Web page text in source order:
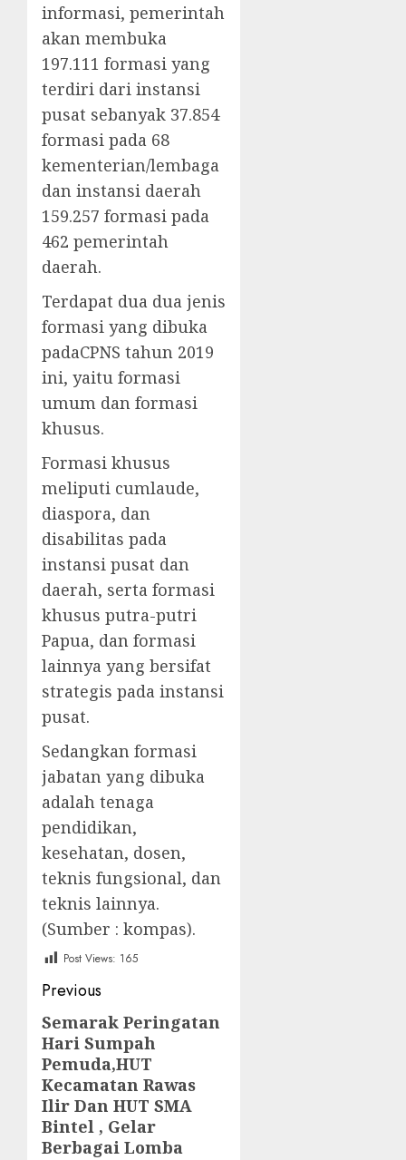
informasi, pemerintah
akan membuka
197.111 formasi yang
terdiri dari instansi
pusat sebanyak 37.854
formasi pada 68
kementerian/lembaga
dan instansi daerah
159.257 formasi pada
462 pemerintah
daerah.
Terdapat dua dua jenis
formasi yang dibuka
padaCPNS tahun 2019
ini, yaitu formasi
umum dan formasi
khusus.
Formasi khusus
meliputi cumlaude,
diaspora, dan
disabilitas pada
instansi pusat dan
daerah, serta formasi
khusus putra-putri
Papua, dan formasi
lainnya yang bersifat
strategis pada instansi
pusat.
Sedangkan formasi
jabatan yang dibuka
adalah tenaga
pendidikan,
kesehatan, dosen,
teknis fungsional, dan
teknis lainnya.
(Sumber : kompas).
Post Views: 165
Post
navigation
Previous
Previous
post:
Semarak Peringatan
Hari Sumpah
Pemuda,HUT
Kecamatan Rawas
Ilir Dan HUT SMA
Bintel , Gelar
Berbagai Lomba